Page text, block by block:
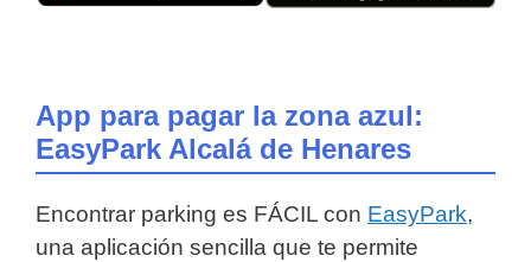
App para pagar la zona azul:
EasyPark Alcalá de Henares
Encontrar parking es FÁCIL con EasyPark,
una aplicación sencilla que te permite